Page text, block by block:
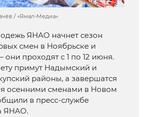
/ «Ямал-Медиа»
ЯНАО начнет сезон
смен в Ноябрьске и
они проходят с 1 по 12 июня.
примут Надымский и
районы, а завершатся
осенними сменами в Новом
в пресс-службе
ЯНАО.